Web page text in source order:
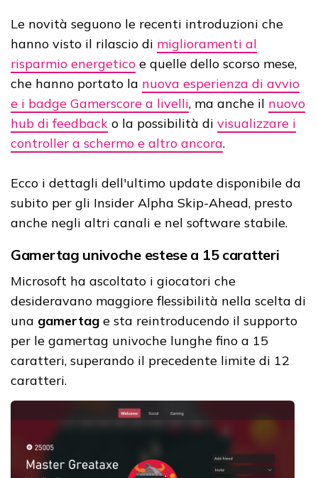
Le novità seguono le recenti introduzioni che
hanno visto il rilascio di miglioramenti al
risparmio energetico e quelle dello scorso mese,
che hanno portato la nuova esperienza di avvio
e i badge Gamerscore a livelli, ma anche il nuovo
hub di feedback o la possibilità di visualizzare i
controller a schermo e altro ancora.
Ecco i dettagli dell'ultimo update disponibile da
subito per gli Insider Alpha Skip-Ahead, presto
anche negli altri canali e nel software stabile.
Gamertag univoche estese a 15 caratteri
Microsoft ha ascoltato i giocatori che
desideravano maggiore flessibilità nella scelta di
una gamertag e sta reintroducendo il supporto
per le gamertag univoche lunghe fino a 15
caratteri, superando il precedente limite di 12
caratteri.